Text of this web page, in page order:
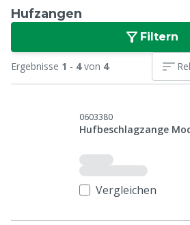
Hufzangen
Filtern
Ergebnisse 1 - 4von 4
0603380
Hufbeschlagzange
Vergleichen